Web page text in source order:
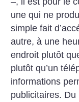
une qui ne
simple fait
autre, à une
endroit plutôt
plutôt qu’un
informations
publicitaires.